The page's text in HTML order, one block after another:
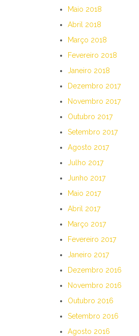
Maio 2018
Abril 2018
Março 2018
Fevereiro 2018
Janeiro 2018
Dezembro 2017
Novembro 2017
Outubro 2017
Setembro 2017
Agosto 2017
Julho 2017
Junho 2017
Maio 2017
Abril 2017
Março 2017
Fevereiro 2017
Janeiro 2017
Dezembro 2016
Novembro 2016
Outubro 2016
Setembro 2016
Agosto 2016